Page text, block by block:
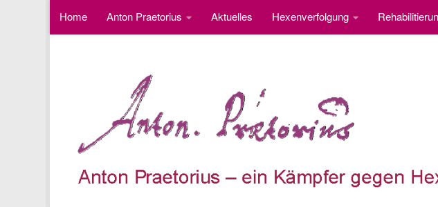
Unter dem Inhalt
Home Anton Praetorius Aktuelles Hexenverfolgung